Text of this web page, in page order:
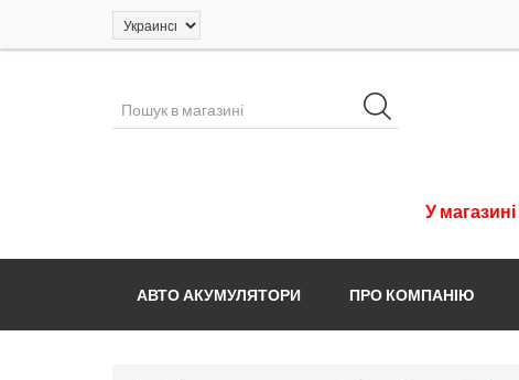
У магазині
АВТО АКУМУЛЯТОРИ ПРО КОМПАНІЮ